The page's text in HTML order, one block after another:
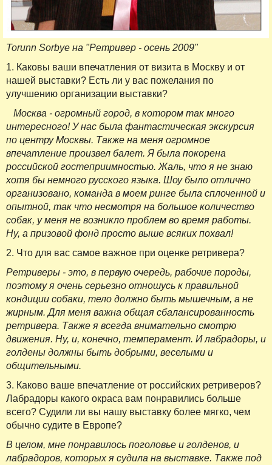
Torunn Sorbye на "Ретривер - осень 2009"
1. Каковы ваши впечатления от визита в Москву и от
нашей выставки? Есть ли у вас пожелания по
улучшению организации выставки?
Москва - огромный город, в котором так много
интересного! У нас была фантастическая экскурсия
по центру Москвы. Также на меня огромное
впечатление произвел балет. Я была покорена
российской гостеприимностью. Жаль, что я не знаю
хотя бы немного русского языка. Шоу было отлично
организовано, команда в моем ринге была сплоченной и
опытной, так что несмотря на большое количество
собак, у меня не возникло проблем во время работы.
Ну, а призовой фонд просто выше всяких похвал!
2. Что для вас самое важное при оценке ретривера?
Ретриверы - это, в первую очередь, рабочие породы,
поэтому я очень серьезно отношусь к правильной
кондиции собаки, тело должно быть мышечным, а не
жирным. Для меня важна общая сбалансированность
ретривера. Также я всегда внимательно смотрю
движения. Ну, и, конечно, темперамент. И лабрадоры, и
голдены должны быть добрыми, веселыми и
общительными.
3. Каково ваше впечатление от российских ретриверов?
Лабрадоры какого окраса вам понравились больше
всего? Судили ли вы нашу выставку более мягко, чем
обычно судите в Европе?
В целом, мне понравилось поголовье и голденов, и
лабрадоров, которых я судила на выставке. Также под